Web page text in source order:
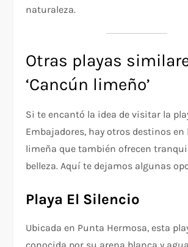
naturaleza.
Otras playas
‘Cancún limeño’
Si te encantó la idea de visitar la
Embajadores, hay otros destinos en
limeña que también ofrecen
belleza. Aquí te dejamos algunas
Playa El Silencio
Ubicada en Punta Hermosa, esta